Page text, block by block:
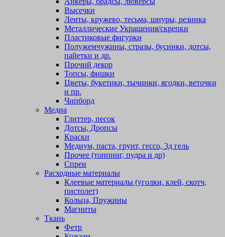
Высечки
Ленты, кружево, тесьма, шнуры, резинка
Металлические Украшения/скрепки
Пластиковые фигурки
Полужемчужины, стразы, бусинки, дотсы,
пайетки и др.
Прочий декор
Топсы, фишки
Цветы, букетики, тычинки, ягодки, веточки
и пр.
Чипборд
Медиа
Глиттер, песок
Дотсы, Дропсы
Краски
Медиум, паста, грунт, гессо, 3д гель
Прочее (топпинг, пудра и др)
Спреи
Расходные материалы
Клеевые материалы (уголки, клей, скотч,
пистолет)
Кольца, Пружины
Магниты
Ткань
Фетр